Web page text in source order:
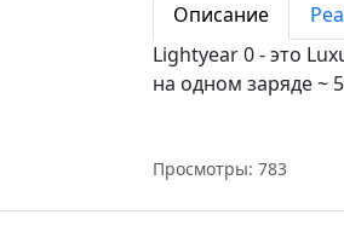
Описание
Lightyear 0 - это
на одном заряде ~
Просмотры: 783